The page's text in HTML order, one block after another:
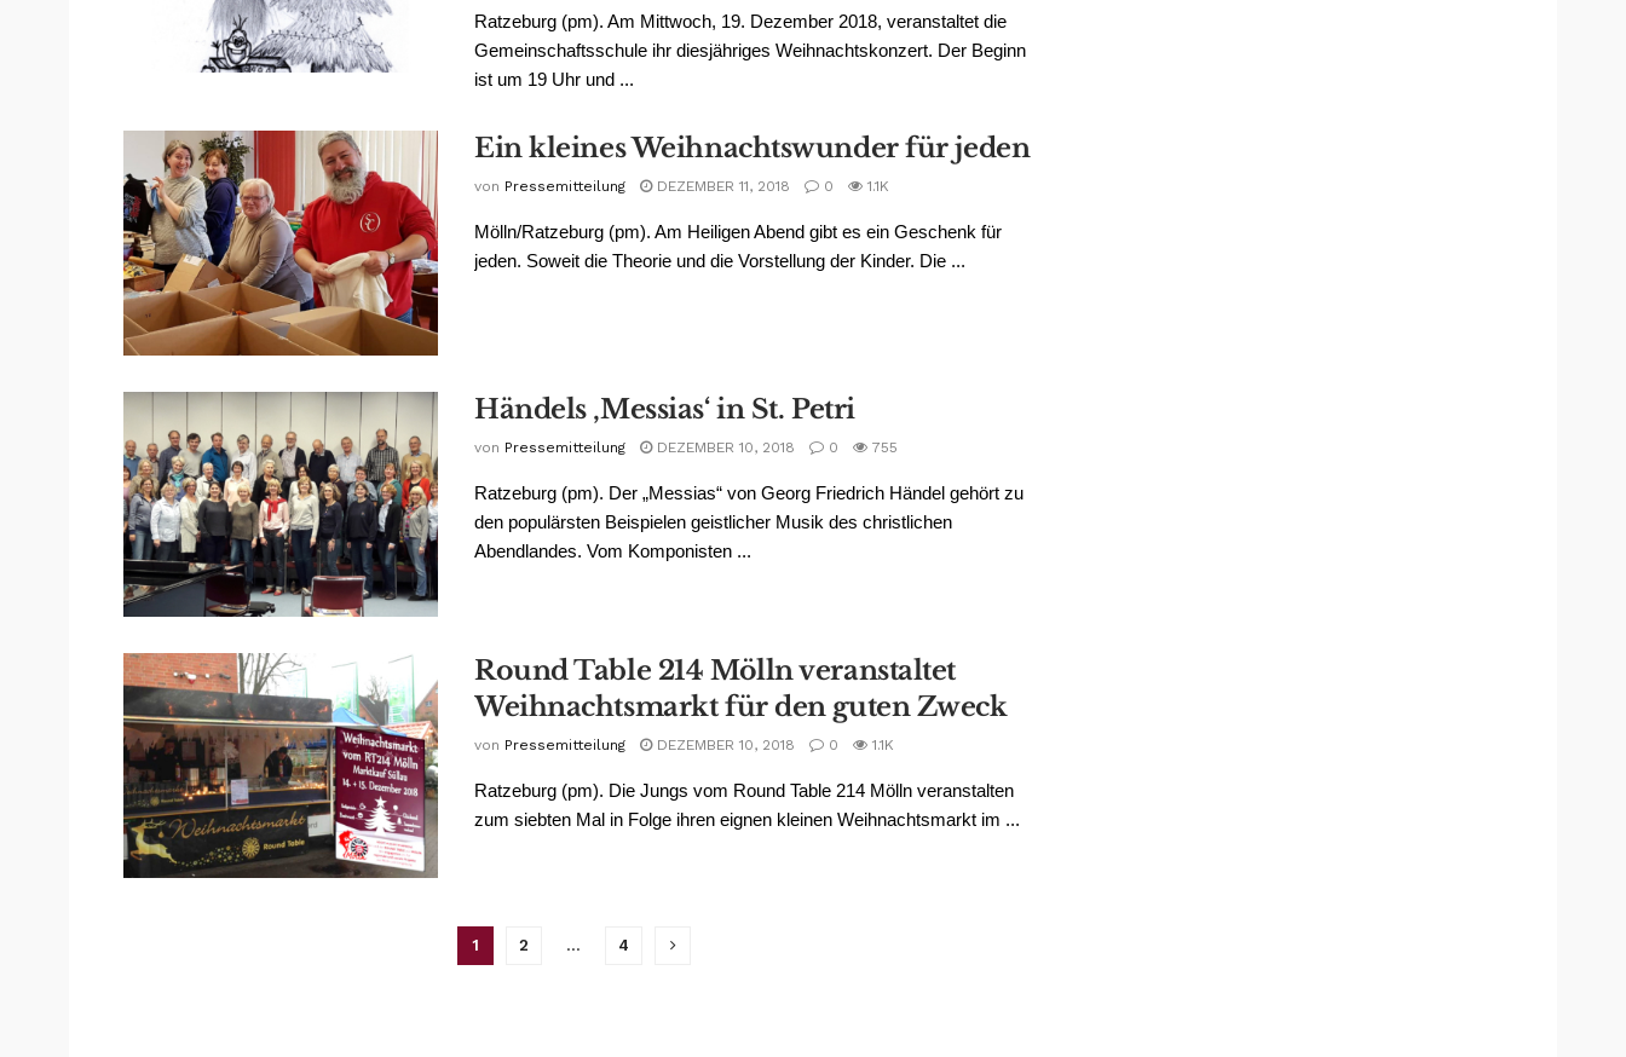
Ratzeburg (pm). Am Mittwoch, 19. Dezember 2018, veranstaltet die
Gemeinschaftsschule ihr diesjähriges Weihnachtskonzert. Der Beginn
ist um 19 Uhr und ...
Ein kleines Weihnachtswunder für jeden
von Pressemitteilung DEZEMBER 11, 2018 0 1.1K
Mölln/Ratzeburg (pm). Am Heiligen Abend gibt es ein Geschenk für
jeden. Soweit die Theorie und die Vorstellung der Kinder. Die ...
Händels ‚Messias‘ in St. Petri
von Pressemitteilung DEZEMBER 10, 2018 0 755
Ratzeburg (pm). Der „Messias“ von Georg Friedrich Händel gehört zu
den populärsten Beispielen geistlicher Musik des christlichen
Abendlandes. Vom Komponisten ...
Round Table 214 Mölln veranstaltet
Weihnachtsmarkt für den guten Zweck
von Pressemitteilung DEZEMBER 10, 2018 0 1.1K
Ratzeburg (pm). Die Jungs vom Round Table 214 Mölln veranstalten
zum siebten Mal in Folge ihren eignen kleinen Weihnachtsmarkt im ...
1 2 … 4